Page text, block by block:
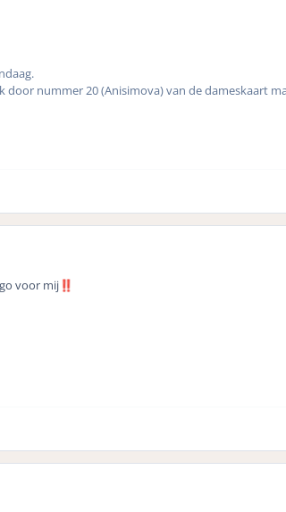
nummer 20 (Anisimova) van de dameskaart
voor mij‼️